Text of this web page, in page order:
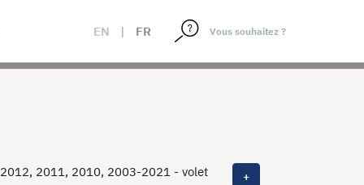
EN | FR
2011, 2010, 2003-2021 - volet
+